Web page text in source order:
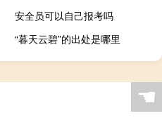
安全员可以自己报考吗
“暮天云碧”的出处是哪里
☚